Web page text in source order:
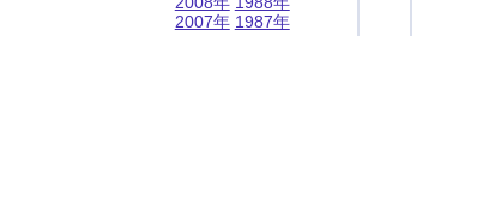
2007年 1987年